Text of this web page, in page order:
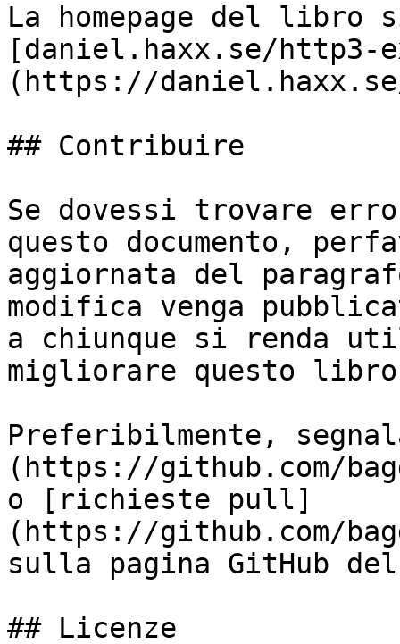
La homepage del libro
[daniel.haxx.se/http3-
(https://
## Contribuire
Se dovessi trovare
questo documento,
aggiornata del
modifica venga
a chiunque si renda
migliorare questo
Preferibilmente,
(https://github.com/
o [richieste pull]
(https://github.com/
sulla pagina GitHub
## Licenze